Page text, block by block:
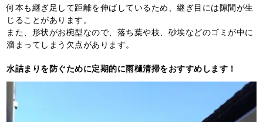
何本も継ぎ足して距離を伸ばしているため、継ぎ目には隙間が生
じることがあります。
また、形状がお椀型なので、落ち葉や枝、砂埃などのゴミが中に
溜まってしまう欠点があります。
水詰まりを防ぐために定期的に雨樋清掃をおすすめします！